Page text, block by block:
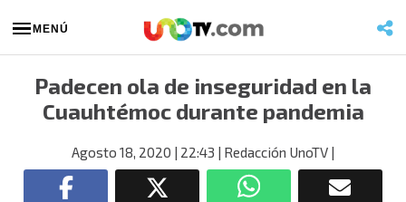
MENÚ
Padecen ola de inseguridad en la
Cuauhtémoc durante pandemia
Agosto 18, 2020 | 22:43 | Redacción UnoTV |